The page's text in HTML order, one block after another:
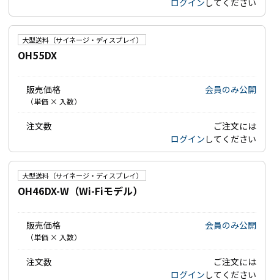
ログイン してください
大型送料（サイネージ・ディスプレイ）
OH55DX
販売価格
（単価 × 入数）
会員のみ公開
注文数
ご注文には
ログイン してください
大型送料（サイネージ・ディスプレイ）
OH46DX-W（Wi-Fiモデル）
販売価格
（単価 × 入数）
会員のみ公開
注文数
ご注文には
ログイン してください